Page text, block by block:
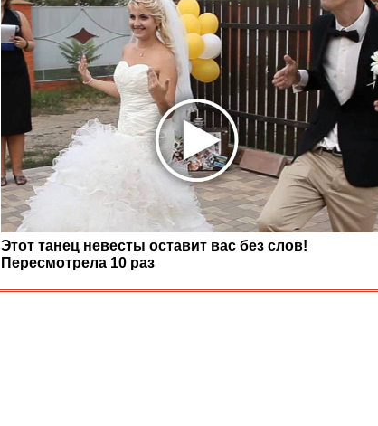
Этот танец невесты оставит вас без слов!
Пересмотрела 10 раз